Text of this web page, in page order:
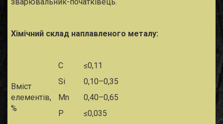
Хімічний склад наплавленого металу:
Вміст
елементів,
%
С
≤0,11
Si
0,10–0,35
Mn
0,40–0,65
P
≤0,035